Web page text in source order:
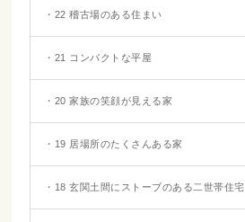
・22 稽古場のある住まい
・21 コンパクトな平屋
・20 家族の笑顔が見える家
・19 居場所のたくさんある家
・18 玄関土間にストーブのある二世帯住宅